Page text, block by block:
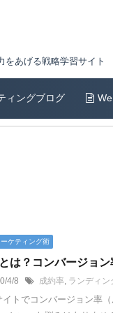
をあげる戦略学習サイト
ィングブログ
ケティング術
は？コンバージョ
4/8 成約率, ランディン
イトでコンバージョン率